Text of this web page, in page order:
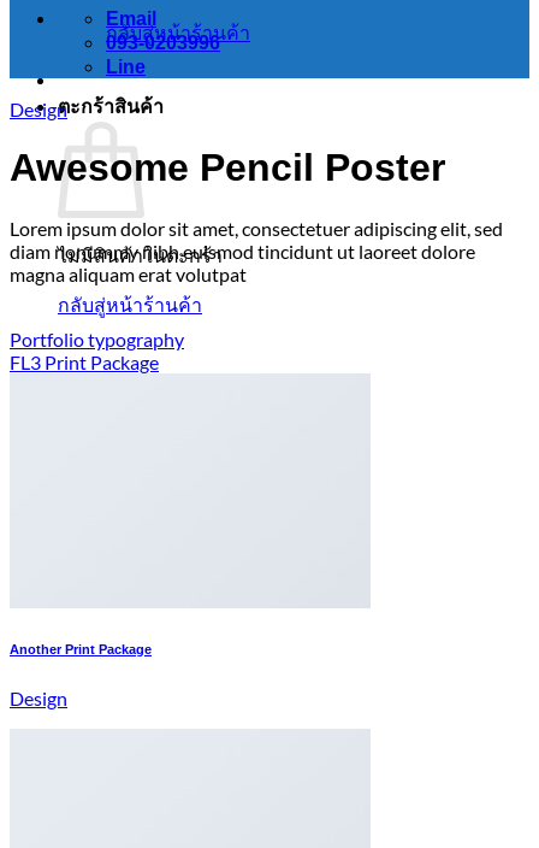
กลับสู่หน้าร้านค้า
ตะกร้าสินค้า
ไม่มีสินค้าในตะกร้า
กลับสู่หน้าร้านค้า
Email
093-0203996
Line
Design
Awesome Pencil Poster
Lorem ipsum dolor sit amet, consectetuer adipiscing elit, sed
diam nonummy nibh euismod tincidunt ut laoreet dolore
magna aliquam erat volutpat
Portfolio typography
FL3 Print Package
Another Print Package
Design